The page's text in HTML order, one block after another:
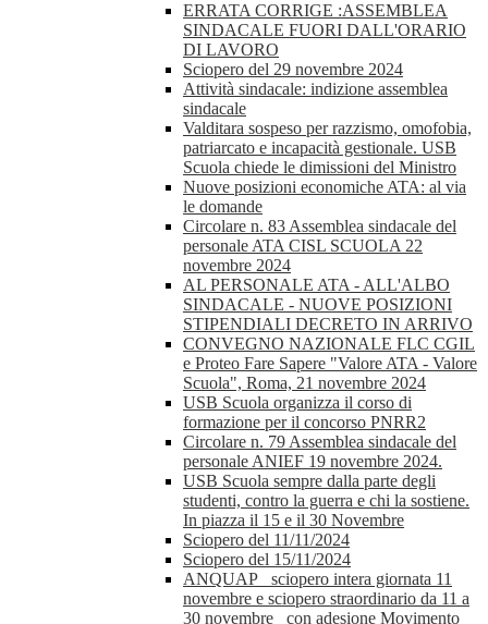
ERRATA CORRIGE :ASSEMBLEA
SINDACALE FUORI DALL'ORARIO
DI LAVORO
Sciopero del 29 novembre 2024
Attività sindacale: indizione assemblea
sindacale
Valditara sospeso per razzismo, omofobia,
patriarcato e incapacità gestionale. USB
Scuola chiede le dimissioni del Ministro
Nuove posizioni economiche ATA: al via
le domande
Circolare n. 83 Assemblea sindacale del
personale ATA CISL SCUOLA 22
novembre 2024
AL PERSONALE ATA - ALL'ALBO
SINDACALE - NUOVE POSIZIONI
STIPENDIALI DECRETO IN ARRIVO
CONVEGNO NAZIONALE FLC CGIL
e Proteo Fare Sapere "Valore ATA - Valore
Scuola", Roma, 21 novembre 2024
USB Scuola organizza il corso di
formazione per il concorso PNRR2
Circolare n. 79 Assemblea sindacale del
personale ANIEF 19 novembre 2024.
USB Scuola sempre dalla parte degli
studenti, contro la guerra e chi la sostiene.
In piazza il 15 e il 30 Novembre
Sciopero del 11/11/2024
Sciopero del 15/11/2024
ANQUAP_ sciopero intera giornata 11
novembre e sciopero straordinario da 11 a
30 novembre_ con adesione Movimento